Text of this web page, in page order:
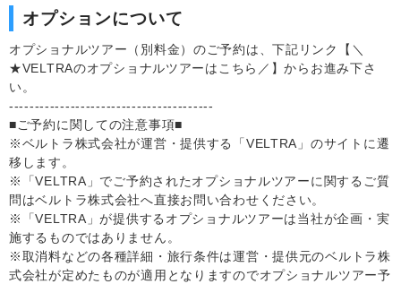
オプションについて
オプショナルツアー（別料金）のご予約は、下記リンク【＼
★VELTRAのオプショナルツアーはこちら／】からお進み下さ
い。
----------------------------------------
■ご予約に関しての注意事項■
※ベルトラ株式会社が運営・提供する「VELTRA」のサイトに遷
移します。
※「VELTRA」でご予約されたオプショナルツアーに関するご質
問はベルトラ株式会社へ直接お問い合わせください。
※「VELTRA」が提供するオプショナルツアーは当社が企画・実
施するものではありません。
※取消料などの各種詳細・旅行条件は運営・提供元のベルトラ株
式会社が定めたものが適用となりますのでオプショナルツアー予